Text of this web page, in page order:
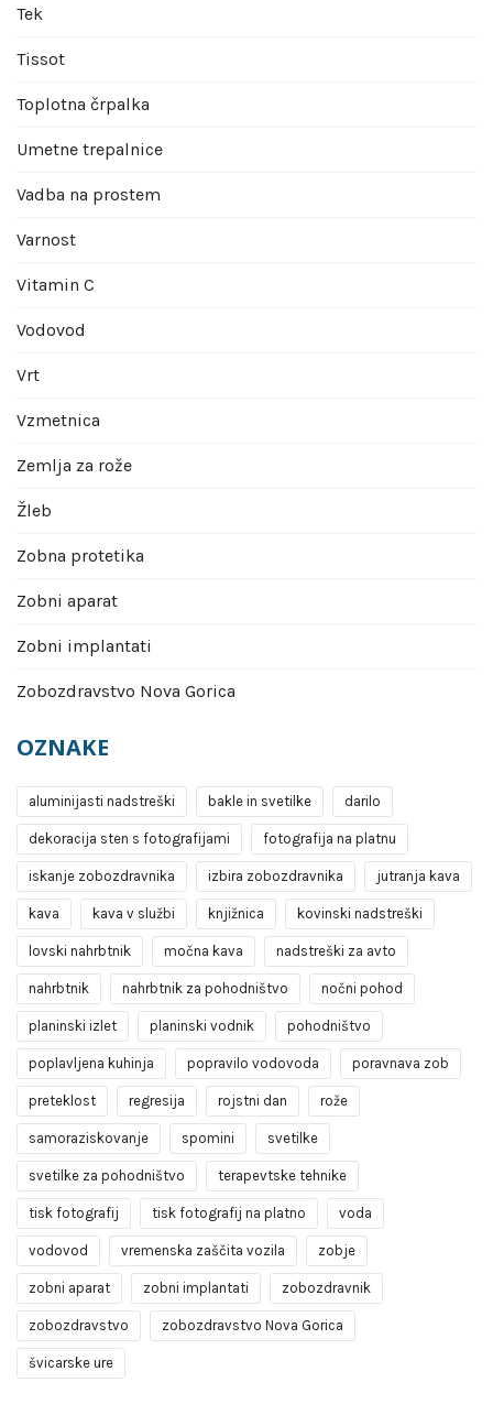
Tek
Tissot
Toplotna črpalka
Umetne trepalnice
Vadba na prostem
Varnost
Vitamin C
Vodovod
Vrt
Vzmetnica
Zemlja za rože
Žleb
Zobna protetika
Zobni aparat
Zobni implantati
Zobozdravstvo Nova Gorica
OZNAKE
aluminijasti nadstreški bakle in svetilke darilo
dekoracija sten s fotografijami fotografija na platnu
iskanje zobozdravnika izbira zobozdravnika jutranja kava
kava kava v službi knjižnica kovinski nadstreški
lovski nahrbtnik močna kava nadstreški za avto
nahrbtnik nahrbtnik za pohodništvo nočni pohod
planinski izlet planinski vodnik pohodništvo
poplavljena kuhinja popravilo vodovoda poravnava zob
preteklost regresija rojstni dan rože
samoraziskovanje spomini svetilke
svetilke za pohodništvo terapevtske tehnike
tisk fotografij tisk fotografij na platno voda
vodovod vremenska zaščita vozila zobje
zobni aparat zobni implantati zobozdravnik
zobozdravstvo zobozdravstvo Nova Gorica
švicarske ure